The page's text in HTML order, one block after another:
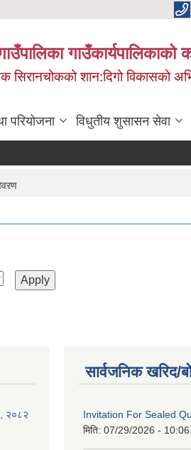
गाउँकार्यपालिकाको
सिरानचोकको शान:दिगो विकासको
परियोजना विधुतीय शुसासन सेवा
२०८२
सार्वजनिक खरिद/
Invitation For Sealed
मिति: 07/29/2026 - 10:06